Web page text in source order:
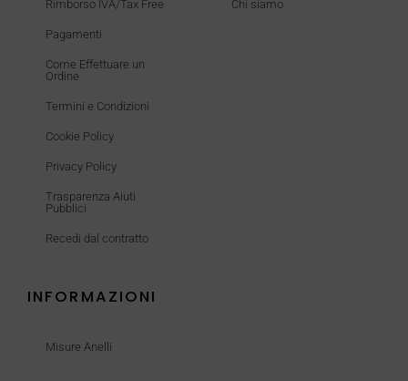
Rimborso IVA/Tax Free
Pagamenti
Come Effettuare un
Ordine
Termini e Condizioni
Cookie Policy
Privacy Policy
Trasparenza Aiuti
Pubblici
Recedi dal contratto
Chi siamo
INFORMAZIONI
Misure Anelli